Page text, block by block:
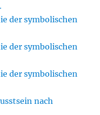
der symbolischen
der symbolischen
der symbolischen
nach